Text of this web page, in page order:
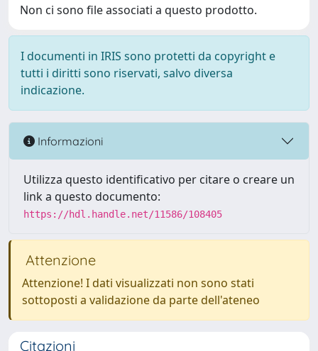
Non ci sono file associati a questo prodotto.
I documenti in IRIS sono protetti da copyright e
tutti i diritti sono riservati, salvo diversa
indicazione.
Informazioni
Utilizza questo identificativo per citare o creare un
link a questo documento:
https://hdl.handle.net/11586/108405
Attenzione
Attenzione! I dati visualizzati non sono stati
sottoposti a validazione da parte dell'ateneo
Citazioni